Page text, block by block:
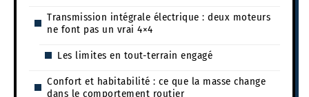
Transmission intégrale électrique : deux moteurs
ne font pas un vrai 4×4
Les limites en tout-terrain engagé
Confort et habitabilité : ce que la masse change
dans le comportement routier